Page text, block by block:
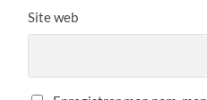
Site web